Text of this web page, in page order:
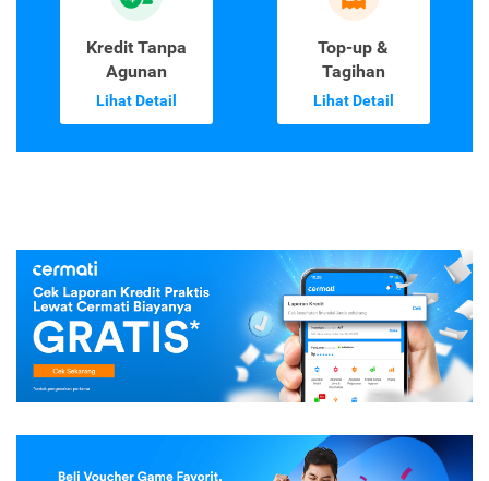
Kredit Tanpa
Agunan
Lihat Detail
Top-up &
Tagihan
Lihat Detail